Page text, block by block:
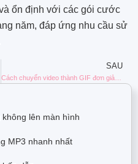
ổn định với các gói cước
năm, đáp ứng nhu cầu sử
SAU
Cách chuyển video thành GIF đơn giản trên Android, iPhone
lên màn hình
MP3 nhanh nhất